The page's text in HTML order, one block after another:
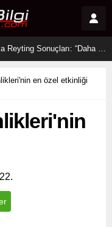
2 Ağustos 2026 Sosyal Medya Reyting Sonuçları: “Daha 17” Ekranlara Ambargo Koydu!
en özel etkinliği